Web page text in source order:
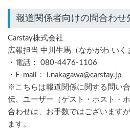
報道関係者向けの問合わせ
Carstay株式会社
広報担当 中川生馬（なかがわ いく
・電話： 080-4476-1106
・E-mail： i.nakagawa@carstay.jp
※こちらは報道関係に関する問い
伝、ユーザー（ゲスト・ホスト・
合わせは、お手数ではございます
ます。